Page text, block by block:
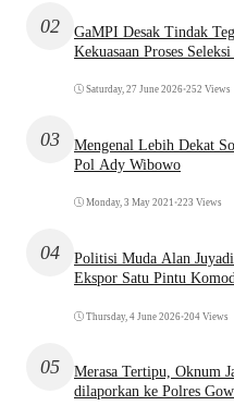
02
GaMPI Desak Tindak
Kekuasaan Proses
Saturday, 27 June 2026•252 Views
03
Mengenal Lebih Dekat
Pol Ady Wibowo
Monday, 3 May 2021 •223 Views
04
Politisi Muda Alan
Ekspor Satu Pintu
Thursday, 4 June 2026•204 Views
05
Merasa Tertipu, Oknum
dilaporkan ke Polres